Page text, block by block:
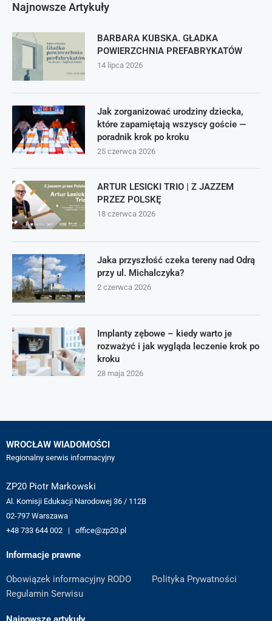
Najnowsze Artykuły
BARBARA KUBSKA. GŁADKA
POWIERZCHNIA PREFABRYKATÓW
14 lipca 2026
Jak zorganizować urodziny dziecka,
które zapamiętają wszyscy goście —
poradnik krok po kroku
25 czerwca 2026
ARTUR LESICKI TRIO | Z JAZZEM
PRZEZ POLSKĘ
18 czerwca 2026
Jaka przyszłość czeka tereny nad Odrą
przy ul. Michalczyka?
2 czerwca 2026
Implanty zębowe – kiedy warto je
rozważyć i jak wygląda leczenie krok po
kroku
28 maja 2026
WROCŁAW WIADOMOŚCI
Regionalny serwis informacyjny
ZP20 Piotr Markowski
Al. Komisji Edukacji Narodowej 36 / 112B
02-797 Warszawa
+48 733 644 002 | office@zp20.pl
Informacje prawne
Obowiązek informacyjny RODO
Polityka Prywatności
Regulamin Serwisu